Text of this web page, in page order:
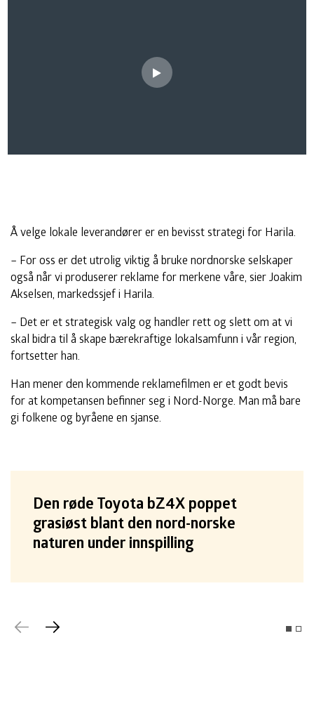
Spill av video
Å velge lokale leverandører er en bevisst strategi for Harila.
– For oss er det utrolig viktig å bruke nordnorske selskaper
også når vi produserer reklame for merkene våre, sier Joakim
Akselsen, markedssjef i Harila.
– Det er et strategisk valg og handler rett og slett om at vi
skal bidra til å skape bærekraftige lokalsamfunn i vår region,
fortsetter han.
Han mener den kommende reklamefilmen er et godt bevis
for at kompetansen befinner seg i Nord-Norge. Man må bare
gi folkene og byråene en sjanse.
Den røde Toyota bZ4X poppet
grasiøst blant den nord-norske
naturen under innspilling
TidligereNeste